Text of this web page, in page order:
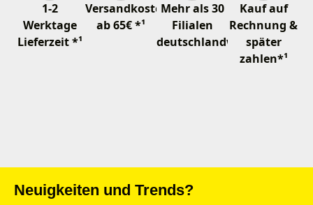
1-2
Werktage
Lieferzeit *¹
Versandkostenfrei
ab 65€ *¹
Mehr als 30
Filialen
deutschlandweit
Kauf auf
Rechnung &
später
zahlen*¹
Neuigkeiten und Trends?